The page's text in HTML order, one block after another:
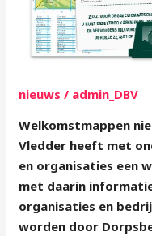
nieuws / admin_DBV
Welkomstmappen
Vledder heeft met
en organisaties een
met daarin
organisaties en
worden door